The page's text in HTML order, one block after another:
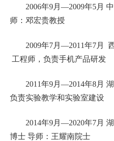
2006年9月—2009年5月
师：邓宏贵教授
2009年7月—2011年7月
工程师，负责手机产品研发
2011年9月—2014年8月
负责实验教学和实验室建设
2014年9月—2020年7月
博士 导师：王耀南院士